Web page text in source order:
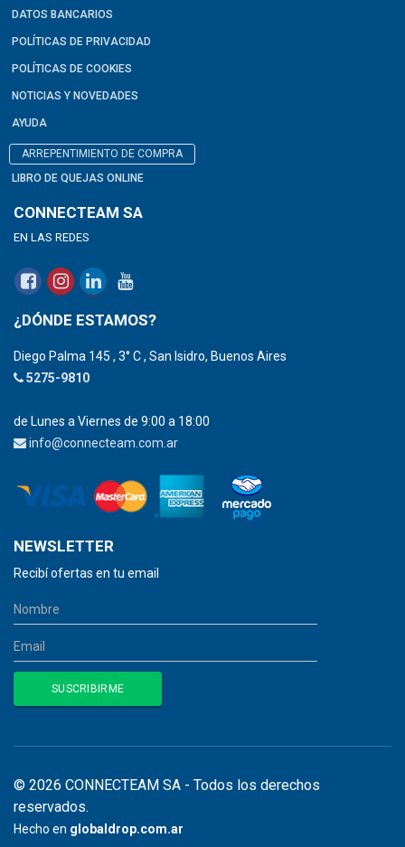
DATOS BANCARIOS
POLÍTICAS DE PRIVACIDAD
POLÍTICAS DE COOKIES
NOTICIAS Y NOVEDADES
AYUDA
ARREPENTIMIENTO DE COMPRA
LIBRO DE QUEJAS ONLINE
CONNECTEAM SA
EN LAS REDES
¿DÓNDE ESTAMOS?
Diego Palma 145 , 3° C , San Isidro, Buenos Aires
5275-9810
de Lunes a Viernes de 9:00 a 18:00
info@connecteam.com.ar
NEWSLETTER
Recibí ofertas en tu email
© 2026 CONNECTEAM SA - Todos los derechos
reservados.
Hecho en globaldrop.com.ar